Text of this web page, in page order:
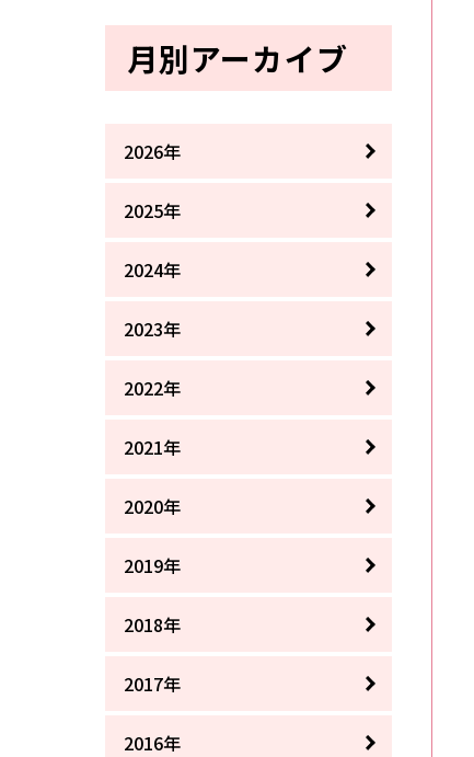
月別アーカイブ
2026年
2025年
2024年
2023年
2022年
2021年
2020年
2019年
2018年
2017年
2016年